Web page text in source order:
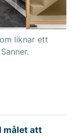
liknar ett
målet att